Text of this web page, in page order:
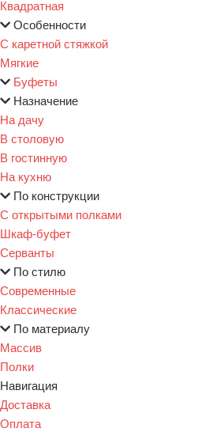
Квадратная
Особенности
С каретной стяжкой
Мягкие
Буфеты
Назначение
На дачу
В столовую
В гостинную
На кухню
По конструкции
С открытыми полками
Шкаф-буфет
Серванты
По стилю
Современные
Классические
По материалу
Массив
Полки
Навигация
Доставка
Оплата